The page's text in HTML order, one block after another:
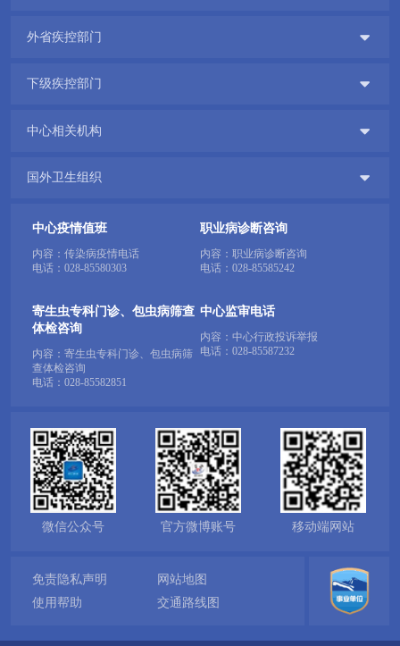
外省疾控部门 
下级疾控部门 
中心相关机构 
国外卫生组织 
中心疫情值班
内容：传染病疫情电话
电话： 028-85580303
职业病诊断咨询
内容：职业病诊断咨询
电话： 028-85585242
寄生虫专科门诊、包虫病筛查
体检咨询
内容：寄生虫专科门诊、包虫病筛
查体检咨询
电话： 028-85582851
中心监审电话
内容：中心行政投诉举报
电话： 028-85587232
微信公众号 官方微博账号 移动端网站
免责隐私声明
网站地图
使用帮助
交通路线图